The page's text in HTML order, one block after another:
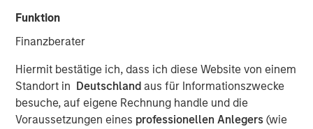
Funktion
Finanzberater
Hiermit bestätige ich, dass ich diese Website von einem
Standort in Deutschland aus für Informationszwecke
besuche, auf eigene Rechnung handle und die
Voraussetzungen eines professionellen Anlegers(wie
Executive Director
Executive Director